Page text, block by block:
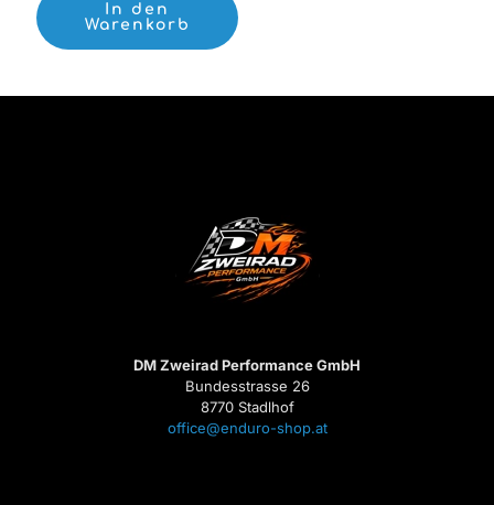
In den
Warenkorb
DM Zweirad Performance GmbH
Bundesstrasse 26
8770 Stadlhof
office@enduro-shop.at